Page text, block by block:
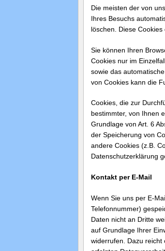
Die meisten der von
Ihres Besuchs
löschen. Diese
Sie können Ihren
Cookies nur im
sowie das
von Cookies kann die
Cookies, die zur
bestimmter, von Ihnen
Grundlage von Art. 6
der Speicherung von
andere Cookies (z.B.
Datenschutzerklärung
Kontakt per E-Mail
Wenn Sie uns per E-
Telefonnummer)
Daten nicht an Dritte
auf Grundlage Ihrer
widerrufen. Dazu reicht